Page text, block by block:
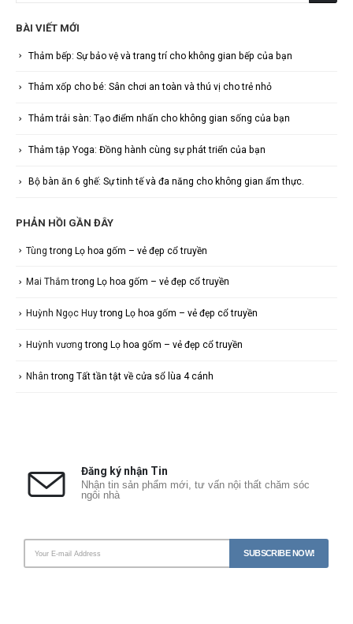
BÀI VIẾT MỚI
Thảm bếp: Sự bảo vệ và trang trí cho không gian bếp của bạn
Thảm xốp cho bé: Sân chơi an toàn và thú vị cho trẻ nhỏ
Thảm trải sàn: Tạo điểm nhấn cho không gian sống của bạn
Thảm tập Yoga: Đồng hành cùng sự phát triển của bạn
Bộ bàn ăn 6 ghế: Sự tinh tế và đa năng cho không gian ẩm thực.
PHẢN HỒI GẦN ĐÂY
Tùng trong Lọ hoa gốm – vẻ đẹp cổ truyền
Mai Thắm trong Lọ hoa gốm – vẻ đẹp cổ truyền
Huỳnh Ngọc Huytrong Lọ hoa gốm – vẻ đẹp cổ truyền
Huỳnh vương trong Lọ hoa gốm – vẻ đẹp cổ truyền
Nhân trong Tất tần tật về cửa sổ lùa 4 cánh
Đăng ký nhận Tin
Nhận tin sản phẩm mới, tư vấn nội thất chăm sóc
ngôi nhà